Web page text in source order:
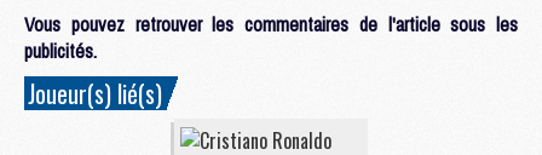
Vous pouvez retrouver les commentaires de l'article sous les
publicités.
Joueur(s) lié(s)